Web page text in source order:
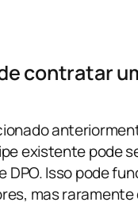
contratar
existente pode
DPO. Isso pode
mas raramente